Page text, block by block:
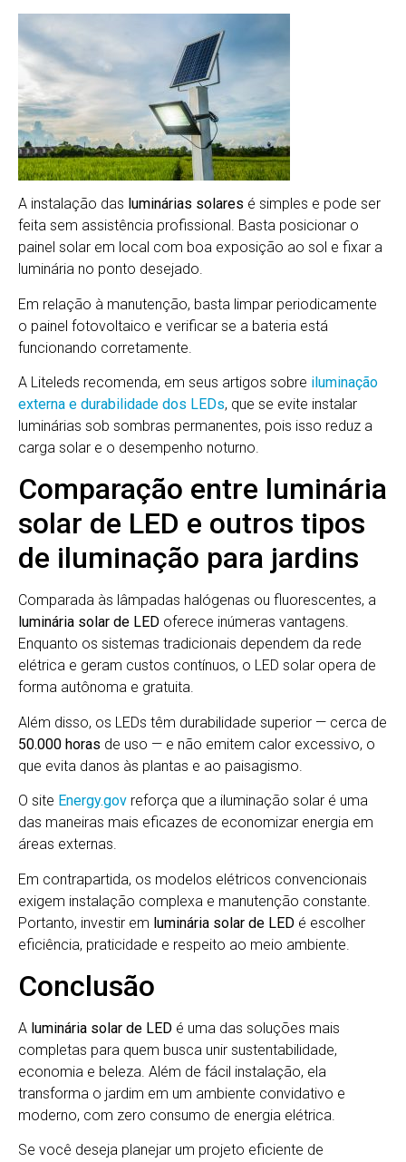
A instalação das luminárias solares é simples e pode ser
feita sem assistência profissional. Basta posicionar o
painel solar em local com boa exposição ao sol e fixar a
luminária no ponto desejado.
Em relação à manutenção, basta limpar periodicamente
o painel fotovoltaico e verificar se a bateria está
funcionando corretamente.
A Liteleds recomenda, em seus artigos sobre iluminação
externa e durabilidade dos LEDs, que se evite instalar
luminárias sob sombras permanentes, pois isso reduz a
carga solar e o desempenho noturno.
Comparação entre luminária
solar de LED e outros tipos
de iluminação para jardins
Comparada às lâmpadas halógenas ou fluorescentes, a
luminária solar de LED oferece inúmeras vantagens.
Enquanto os sistemas tradicionais dependem da rede
elétrica e geram custos contínuos, o LED solar opera de
forma autônoma e gratuita.
Além disso, os LEDs têm durabilidade superior — cerca de
50.000 horas de uso — e não emitem calor excessivo, o
que evita danos às plantas e ao paisagismo.
O site Energy.gov reforça que a iluminação solar é uma
das maneiras mais eficazes de economizar energia em
áreas externas.
Em contrapartida, os modelos elétricos convencionais
exigem instalação complexa e manutenção constante.
Portanto, investir em luminária solar de LED é escolher
eficiência, praticidade e respeito ao meio ambiente.
Conclusão
A luminária solar de LED é uma das soluções mais
completas para quem busca unir sustentabilidade,
economia e beleza. Além de fácil instalação, ela
transforma o jardim em um ambiente convidativo e
moderno, com zero consumo de energia elétrica.
Se você deseja planejar um projeto eficiente de